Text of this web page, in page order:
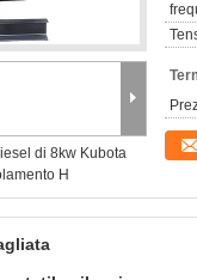
di 8kw Kubota
H